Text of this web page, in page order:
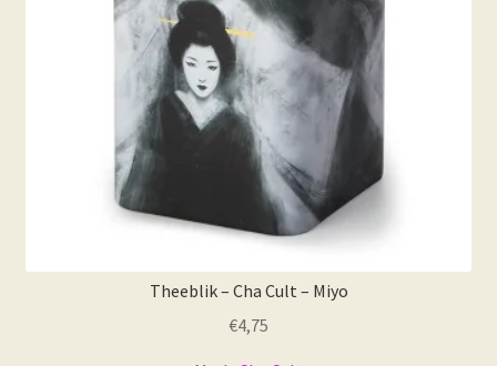
Theeblik – Cha Cult – Miyo
€4,75